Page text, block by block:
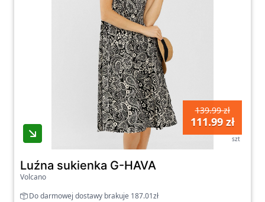
139.99 zł
111.99 zł
szt
Luźna sukienka G-HAVA
Volcano
Do darmowej dostawy brakuje 187.01zł